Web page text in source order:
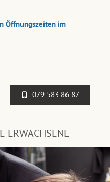
Öffnungszeiten im
079 583 86 87
ERWACHSENE